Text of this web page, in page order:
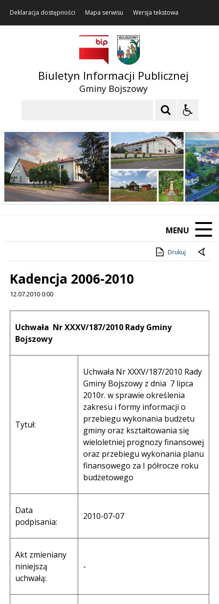
Deklaracja dostępności Mapa serwisu Wersja tekstowa
Biuletyn Informacji Publicznej
Gminy Bojszowy
MENU
Drukuj
Kadencja 2006-2010
12.07.2010 0:00
Uchwała NrXXXV/187/2010 Rady Gminy
Bojszowy
Tytuł:
Uchwała Nr XXXV/187/2010 Rady
Gminy Bojszowy z dnia 7 lipca
2010r. w sprawie określenia
zakresu i formy informacji o
przebiegu wykonania budżetu
gminy oraz kształtowania się
wieloletniej prognozy finansowej
oraz przebiegu wykonania planu
finansowego za I półrocze roku
budżetowego
Data
podpisania:
2010-07-07
Akt zmieniany
niniejszą
uchwałą:
-